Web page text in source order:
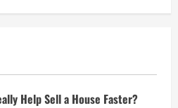
Help Sell a House Faster?